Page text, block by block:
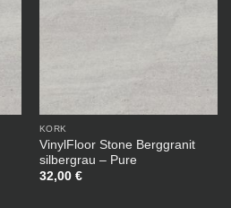
KORK
VinylFloor Stone Berggranit
silbergrau – Pure
32,00 €